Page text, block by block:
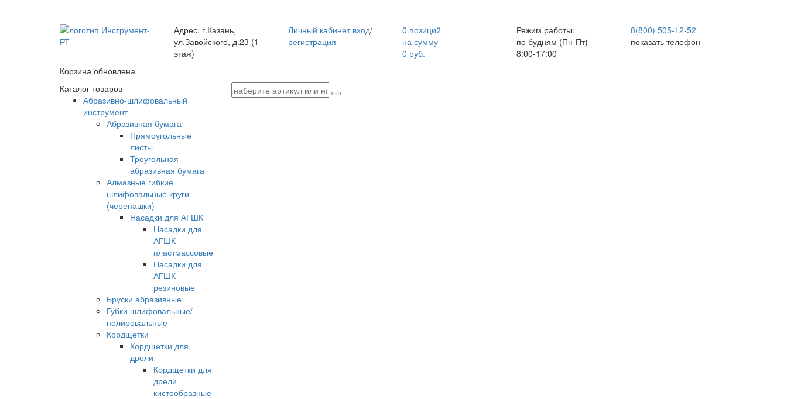
Адрес: г.Казань,
ул.Завойского, д.23 (1
этаж)
Личный кабинет вход/
регистрация
0 позиций
на сумму
0 руб.
Режим работы:
по будням (Пн-Пт)
8:00-17:00
8(800) 505-12-52
показать телефон
Корзина обновлена
Каталог товаров
Абразивно-шлифовальный
инструмент
Абразивная бумага
Прямоугольные
листы
Треугольная
абразивная бумага
Алмазные гибкие
шлифовальные круги
(черепашки)
Насадки для АГШК
Насадки для
АГШК
пластмассовые
Насадки для
АГШК
резиновые
Бруски абразивные
Губки шлифовальные/
полировальные
Кордщетки
Кордщетки для
дрели
Кордщетки для
дрели
кистеобразные